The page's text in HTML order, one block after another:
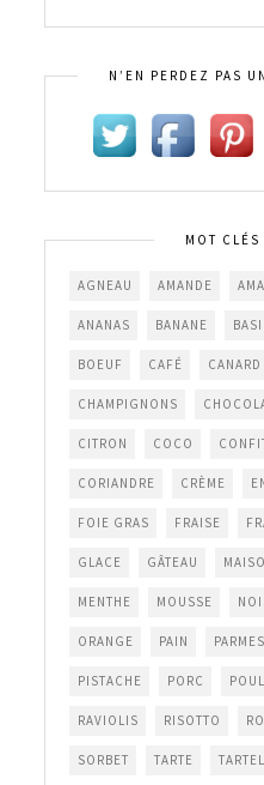
N’EN PERDEZ PAS
MOT CLÉS
AGNEAU AMANDE
ANANAS BANANE
BOEUF CAFÉ CANARD
CHAMPIGNONS
CITRON COCO
CORIANDRE CRÈME
FOIE GRAS FRAISE
GLACE GÂTEAU
MENTHE MOUSSE
ORANGE PAIN
PISTACHE PORC
RAVIOLIS RISOTTO
SORBET TARTE